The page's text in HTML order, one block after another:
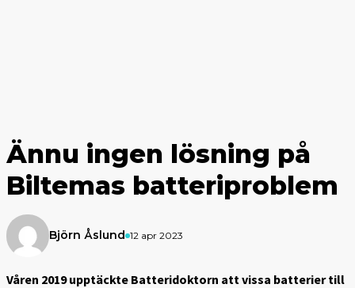
Ännu ingen lösning på
Biltemas batteriproblem
Björn Åslund 12 apr 2023
Våren 2019 upptäckte Batteridoktorn att vissa batterier till